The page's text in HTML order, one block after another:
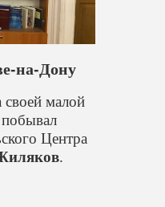
на-Дону
своей малой
Центра
.